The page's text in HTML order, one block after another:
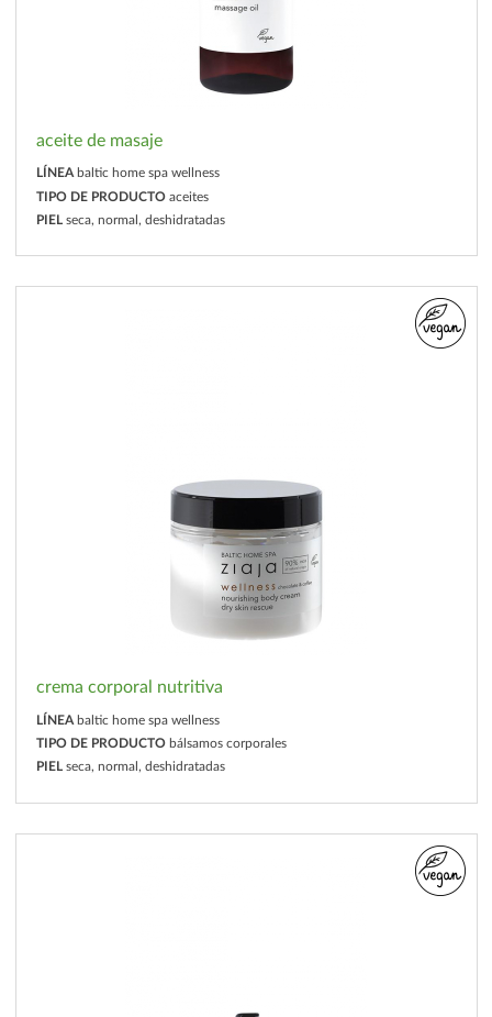
aceite de masaje
LÍNEA baltic home spa wellness
TIPO DE PRODUCTO aceites
PIEL seca, normal, deshidratadas
crema corporal nutritiva
LÍNEA baltic home spa wellness
TIPO DE PRODUCTO bálsamos corporales
PIEL seca, normal, deshidratadas